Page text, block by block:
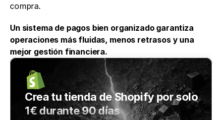
compra.
Un sistema de pagos bien organizado garantiza
operaciones más fluidas, menos retrasos y una
mejor gestión financiera.
Crea tu tienda de Shopify por solo
1€ durante 90 días